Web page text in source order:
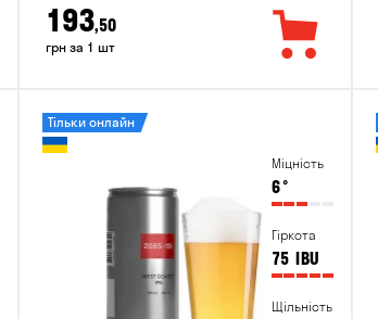
193,50
грн за 1 шт
Міцність
6°
Гіркота
75 IBU
Щільність
Тільки онлайн